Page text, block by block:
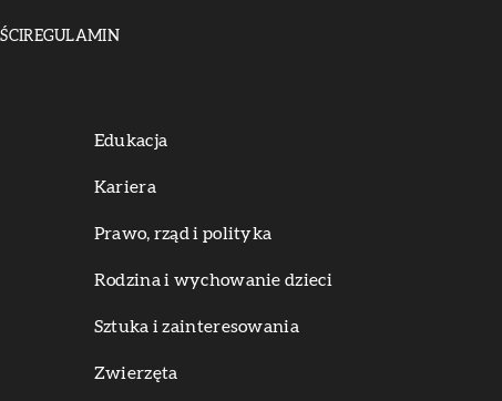
REGULAMIN
Edukacja
Kariera
Prawo, rząd i polityka
Rodzina i wychowanie dzieci
Sztuka i zainteresowania
Zwierzęta